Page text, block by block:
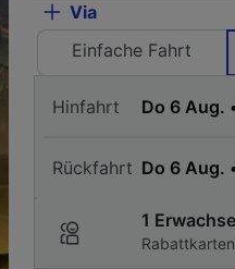
Via
Einfache Fahrt
Hinfahrt
Rückfahrt
1